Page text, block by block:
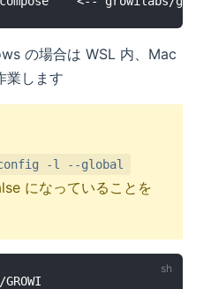
の場合は WSL 内、Mac
業します
-l --global
になっていることを